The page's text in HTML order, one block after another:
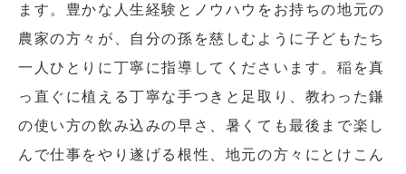
ます。豊かな人生経験とノウハウをお持ちの地元の
農家の方々が、自分の孫を慈しむように子どもたち
一人ひとりに丁寧に指導してくださいます。稲を真
っ直ぐに植える丁寧な手つきと足取り、教わった鎌
の使い方の飲み込みの早さ、暑くても最後まで楽し
んで仕事をやり遂げる根性、地元の方々にとけこん